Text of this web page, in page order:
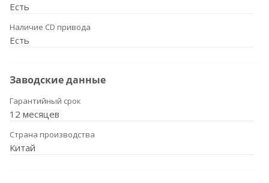
Есть
Наличие CD привода
Есть
Заводские данные
Гарантийный срок
12 месяцев
Страна производства
Китай